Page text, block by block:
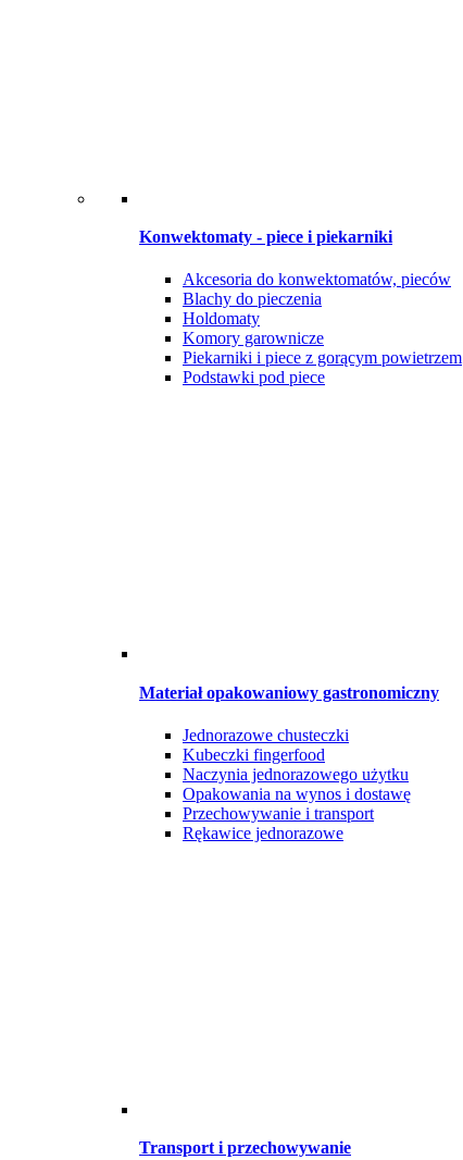
Konwektomaty - piece i piekarniki
Akcesoria do konwektomatów, pieców
Blachy do pieczenia
Holdomaty
Komory garownicze
Piekarniki i piece z gorącym powietrzem
Podstawki pod piece
Materiał opakowaniowy gastronomiczny
Jednorazowe chusteczki
Kubeczki fingerfood
Naczynia jednorazowego użytku
Opakowania na wynos i dostawę
Przechowywanie i transport
Rękawice jednorazowe
Transport i przechowywanie